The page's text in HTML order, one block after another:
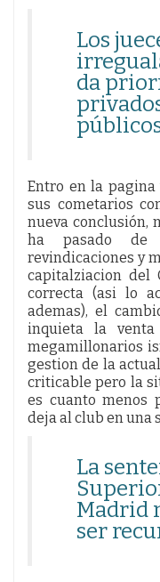
Los
da
Entro en la pagina
sus cometarios
nueva conclusión,
ha pasado de
revindicaciones y
capitalziacion
correcta (asi lo
ademas), el
inquieta la
megamillonarios
gestion de la
criticable pero la
es cuanto menos
deja al club en una
La
Madrid
ser